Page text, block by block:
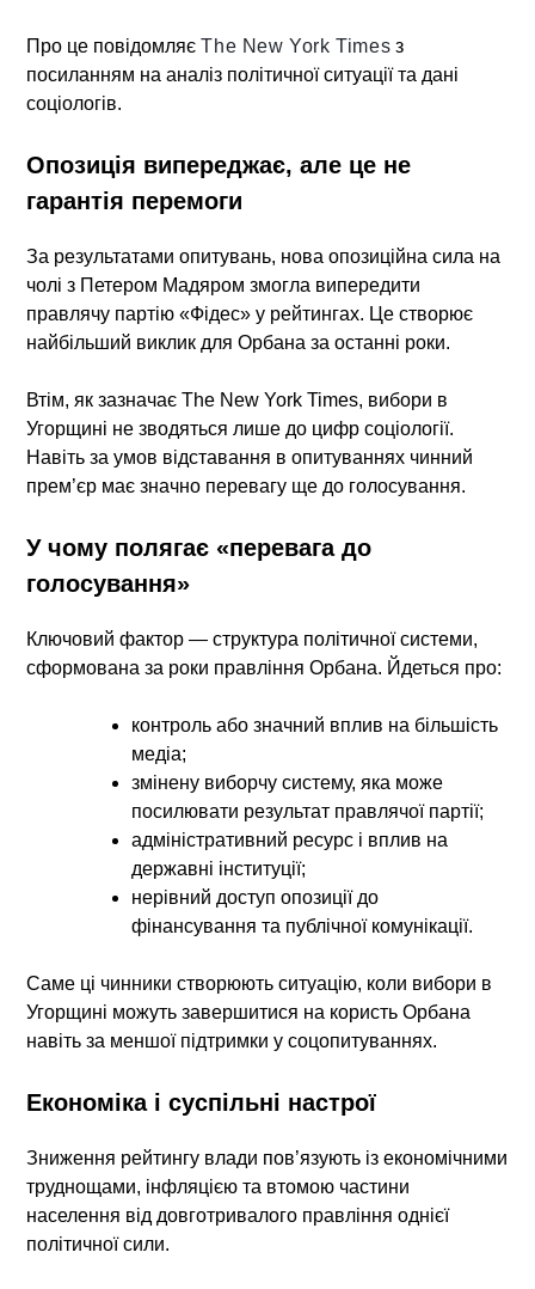
Про це повідомляєThe New York Times з
посиланням на аналіз політичної ситуації та дані
соціологів.
Опозиція випереджає, але це не
гарантія перемоги
За результатами опитувань, нова опозиційна сила на
чолі з Петером Мадяром змогла випередити
правлячу партію «Фідес» у рейтингах. Це створює
найбільший виклик для Орбана за останні роки.
Втім, як зазначає The New York Times, вибори в
Угорщині не зводяться лише до цифр соціології.
Навіть за умов відставання в опитуваннях чинний
прем’єр має значно перевагу ще до голосування.
У чому полягає «перевага до
голосування»
Ключовий фактор — структура політичної системи,
сформована за роки правління Орбана. Йдеться про:
контроль або значний вплив на більшість
медіа;
змінену виборчу систему, яка може
посилювати результат правлячої партії;
адміністративний ресурс і вплив на
державні інституції;
нерівний доступ опозиції до
фінансування та публічної комунікації.
Саме ці чинники створюють ситуацію, коли вибори в
Угорщині можуть завершитися на користь Орбана
навіть за меншої підтримки у соцопитуваннях.
Економіка і суспільні настрої
Зниження рейтингу влади пов’язують із економічними
труднощами, інфляцією та втомою частини
населення від довготривалого правління однієї
політичної сили.